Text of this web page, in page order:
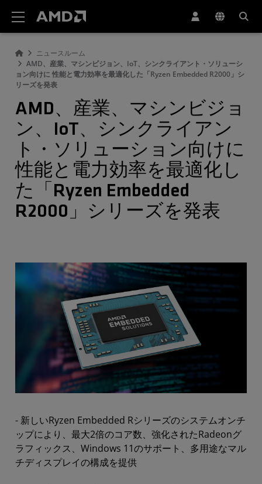
ニュースルーム
AMD、産業、マシンビジョン、IoT、シンクライアント・ソリューシ
ョン向けに 性能と電力効率を最適化した「Ryzen Embedded R2000」シ
リーズを発表
AMD、産業、マシンビジョ
ン、IoT、シンクライアン
ト・ソリューション向けに
性能と電力効率を最適化し
た「Ryzen Embedded
R2000」シリーズを発表
- 新しいRyzen Embedded Rシリーズのシステムオンチ
ップにより、最大2倍のコア数、強化されたRadeonグ
ラフィックス、Windows 11のサポート、多用途なマル
チディスプレイの構成を提供